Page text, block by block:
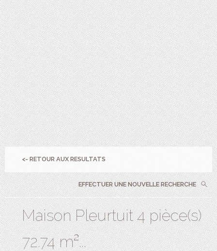
<- RETOUR AUX RESULTATS
EFFECTUER UNE NOUVELLE RECHERCHE
Maison Pleurtuit 4 pièce(s)
72.74 m²...